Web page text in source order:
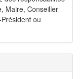
Maire, Conseiller
ou